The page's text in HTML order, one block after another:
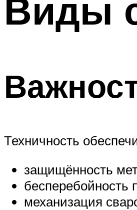
Виды
Техничность
защищённость
бесперебойность
механизация